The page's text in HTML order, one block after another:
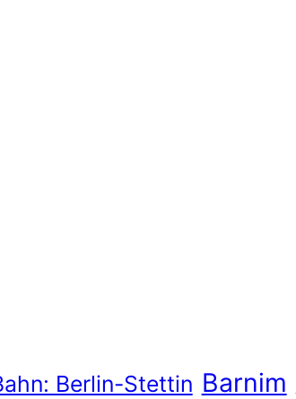
Berlin-Stettin Barnim